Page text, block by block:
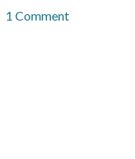
1 Comment